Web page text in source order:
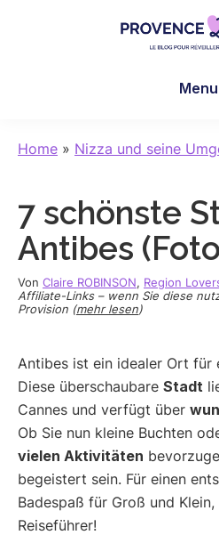
in
zu
wecken
-
Le
blog
et
Manu
Menu
Home » Nizza und seine
7 schönste
Antibes
Von Claire ROBINSON, Region
Affiliate-Links – wenn Sie diese
Provision (mehr lesen)
Antibes ist ein idealer Ort für
Diese überschaubare Stadt
Cannes und verfügt über
Ob Sie nun kleine Buchten
vielen Aktivitäten
begeistert sein. Für einen
Badespaß für Groß und
Reiseführer!